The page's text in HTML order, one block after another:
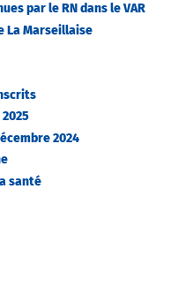
par le RN dans le VAR
La Marseillaise
2024
santé